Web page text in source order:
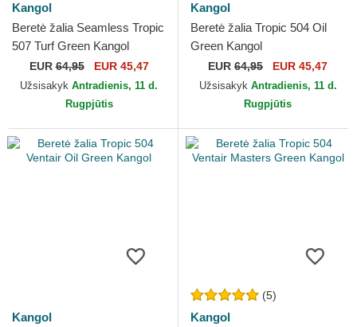
Kangol
Beretė žalia Seamless Tropic
507 Turf Green Kangol
EUR64,95 EUR 45,47
Užsisakyk Antradienis, 11 d.
Rugpjūtis
Kangol
Beretė žalia Tropic 504 Oil
Green Kangol
EUR 64,95 EUR 45,47
Užsisakyk Antradienis, 11 d.
Rugpjūtis
Kangol
(5)
Kangol